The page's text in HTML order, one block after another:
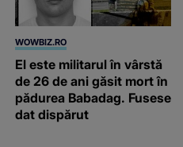
WOWBIZ.RO
El este militarul în vârstă
de 26 de ani găsit mort în
pădurea Babadag. Fusese
dat dispărut